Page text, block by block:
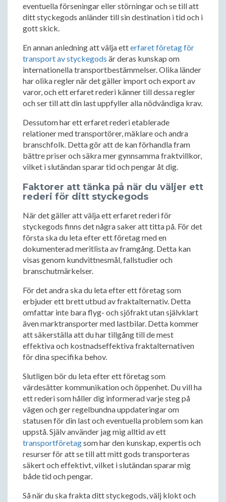
eventuella förseningar eller störningar och se till att
ditt styckegods anländer till sin destination i tid och i
gott skick.
En annan anledning att välja etterfaret företag för
transport av styckegods är deras kunskap om
internationella transportbestämmelser. Olika länder
har olika regler när det gäller import och export av
varor, och ett erfaret rederi känner till dessa regler
och ser till att din last uppfyller alla nödvändiga krav.
Dessutom har ett erfaret rederi etablerade
relationer med transportörer, mäklare och andra
branschfolk. Detta gör att de kan förhandla fram
bättre priser och säkra mer gynnsamma fraktvillkor,
vilket i slutändan sparar tid och pengar åt dig.
Faktorer att tänka på när du väljer ett
rederi för ditt styckegods
När det gäller att välja ett erfaret rederi för
styckegods finns det några saker att titta på. För det
första ska du leta efter ett företag med en
dokumenterad meritlista av framgång. Detta kan
visas genom kundvittnesmål, fallstudier och
branschutmärkelser.
För det andra ska du leta efter ett företag som
erbjuder ett brett utbud av fraktalternativ. Detta
omfattar inte bara flyg- och sjöfrakt utan självklart
även marktransporter med lastbilar. Detta kommer
att säkerställa att du har tillgång till de mest
effektiva och kostnadseffektiva fraktalternativen
för dina specifika behov.
Slutligen bör du leta efter ett företag som
värdesätter kommunikation och öppenhet. Du vill ha
ett rederi som håller dig informerad varje steg på
vägen och ger regelbundna uppdateringar om
statusen för din last och eventuella problem som kan
uppstå. Själv använder jag mig alltid av ett
transportföretagsom har den kunskap, expertis och
resurser för att se till att mitt gods transporteras
säkert och effektivt, vilket i slutändan sparar mig
både tid och pengar.
Så när du ska frakta ditt styckegods, välj klokt och